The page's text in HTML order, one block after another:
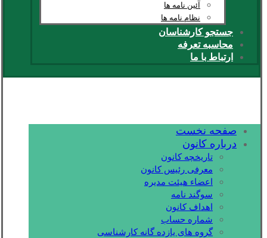
آئین نامه ها
نظام نامه ها
جستجو کارشناسان
محاسبه تعرفه
ارتباط با ما
صفحه نخست
درباره کانون
تاریخچه کانون
معرفی رئیس کانون
اعضاء هیئت مدیره
سوگند نامه
اهداف کانون
شماره حساب
گروه های یازده گانه کارشناسی